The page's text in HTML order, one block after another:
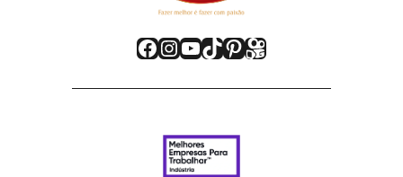
Facebook
Instagram
Youtube
TikTok
Pinterest
Kwai